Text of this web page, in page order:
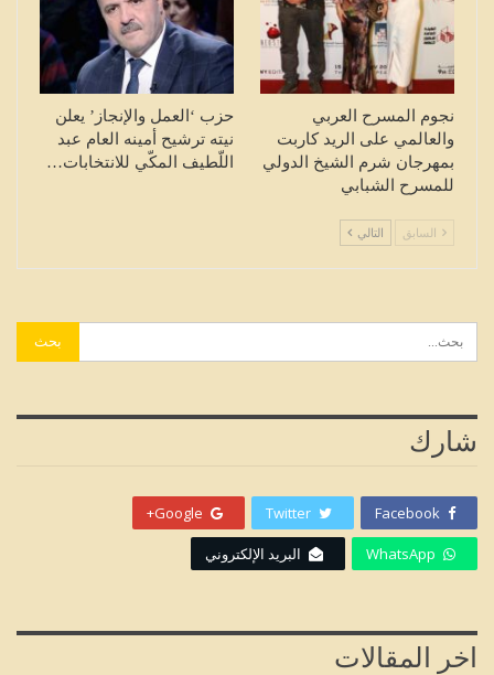
نجوم المسرح العربي
والعالمي على الريد كاربت
بمهرجان شرم الشيخ الدولي
للمسرح الشبابي
حزب ‘العمل والإنجاز’ يعلن
نيته ترشيح أمينه العام عبد
اللّطيف المكّي للانتخابات…
السابق التالي
شارك
Facebook
Twitter
Google+
WhatsApp البريد الإلكتروني
اخر المقالات